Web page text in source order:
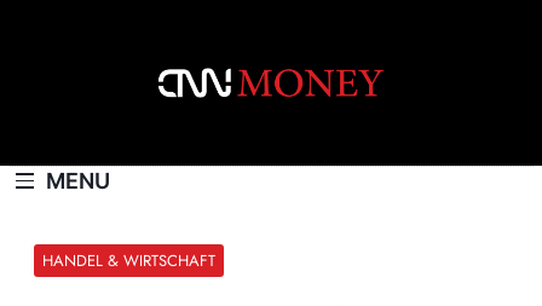
MENU
HANDEL & WIRTSCHAFT